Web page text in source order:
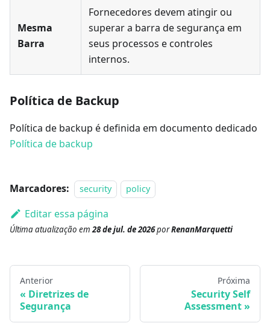
Mesma
Barra
Fornecedores devem atingir ou
superar a barra de segurança em
seus processos e controles
internos.
Política de Backup
Política de backup é definida em documento dedicado
Política de backup
Marcadores: security policy
Editar essa página
Última atualização em28 de jul. de 2026porRenanMarquetti
Anterior
Diretrizes de
Segurança
Próxima
Security Self
Assessment